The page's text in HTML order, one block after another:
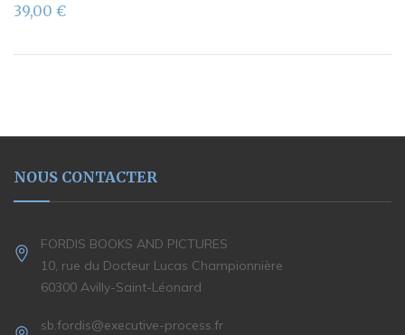
39,00 €
NOUS CONTACTER
FORDIS BOOKS AND PICTURES
10, rue du Docteur Lucas Championnière
60300 Avilly-Saint-Léonard
sb.fordis@executive-process.fr